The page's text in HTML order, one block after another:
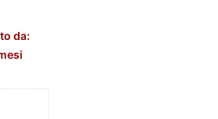
da: